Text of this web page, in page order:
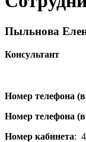
Пыльнова
Консультант
Номер телефона
Номер телефона
Номер кабинета: